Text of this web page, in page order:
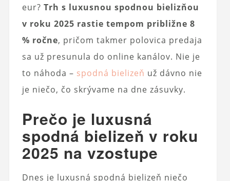
eur? Trh s luxusnou spodnou bielizňou
v roku 2025 rastie tempom približne 8
% ročne, pričom takmer polovica predaja
sa už presunula do online kanálov. Nie je
to náhoda – spodná bielizeň už dávno nie
je niečo, čo skrývame na dne zásuvky.
Prečo je luxusná
spodná bielizeň v roku
2025 na vzostupe
Dnes je luxusná spodná bielizeň niečo